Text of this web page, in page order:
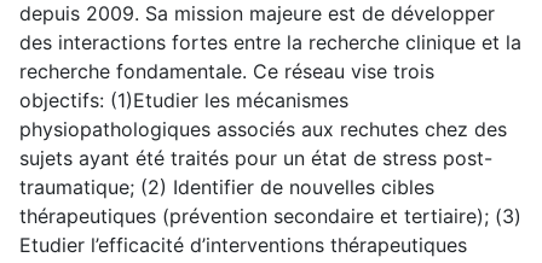
depuis 2009. Sa mission majeure est de développer
des interactions fortes entre la recherche clinique et la
recherche fondamentale. Ce réseau vise trois
objectifs: (1)Etudier les mécanismes
physiopathologiques associés aux rechutes chez des
sujets ayant été traités pour un état de stress post-
traumatique; (2) Identifier de nouvelles cibles
thérapeutiques (prévention secondaire et tertiaire); (3)
Etudier l’efficacité d’interventions thérapeutiques